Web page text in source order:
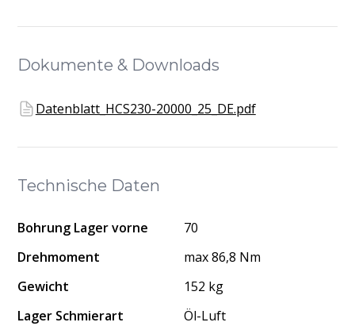
Technische Daten
Bohrung Lager vorne
70
Drehmoment
max 86,8 Nm
Gewicht
152 kg
Lager Schmierart
Öl-Luft
Dokumente & Downloads
Datenblatt_HCS230-20000_25_DE.pdf